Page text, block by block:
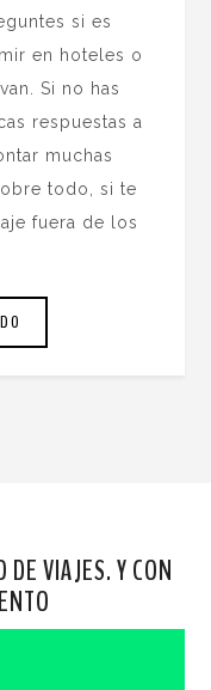
si es
en hoteles o
Si no has
respuestas a
muchas
todo, si te
fuera de los
DE VIAJES. Y CON